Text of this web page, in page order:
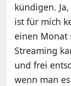
kündigen.
ist für mich
einen Monat
Streaming
und frei
wenn man